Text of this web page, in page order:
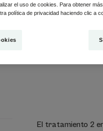
El tratamiento 2
el uso de cookies. Para obtener
política de privacidad haciendo clic a